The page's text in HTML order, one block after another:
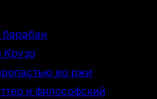
во ржи
и философский